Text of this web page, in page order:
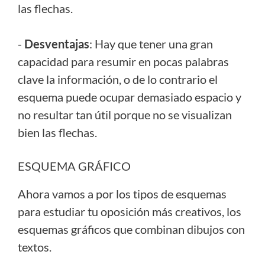
las flechas.
- Desventajas: Hay que tener una gran
capacidad para resumir en pocas palabras
clave la información, o de lo contrario el
esquema puede ocupar demasiado espacio y
no resultar tan útil porque no se visualizan
bien las flechas.
ESQUEMA GRÁFICO
Ahora vamos a por los tipos de esquemas
para estudiar tu oposición más creativos, los
esquemas gráficos que combinan dibujos con
textos.